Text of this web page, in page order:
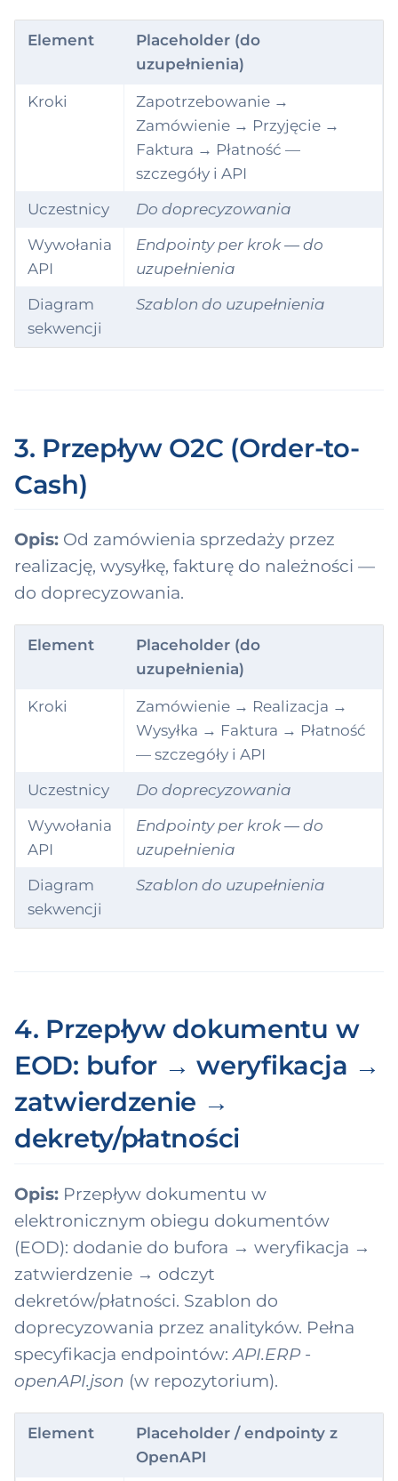
—
product
—
device
—
device
Element
Placeholder (do
uzupełnienia)
Kroki
Zapotrzebowanie →
Zamówienie → Przyjęcie →
Faktura → Płatność —
szczegóły i API
Uczestnicy
Do doprecyzowania
Wywołania
API
Endpointy per krok — do
uzupełnienia
Diagram
sekwencji
Szablon do uzupełnienia
3. Przepływ O2C (Order-to-
Cash)
Opis: Od zamówienia sprzedaży przez
realizację, wysyłkę, fakturę do należności —
do doprecyzowania.
Element
Placeholder (do
uzupełnienia)
Kroki
Zamówienie → Realizacja →
Wysyłka → Faktura → Płatność
— szczegóły i API
Uczestnicy
Do doprecyzowania
Wywołania
API
Endpointy per krok — do
uzupełnienia
Diagram
sekwencji
Szablon do uzupełnienia
4. Przepływ dokumentu w
EOD: bufor → weryfikacja →
zatwierdzenie →
dekrety/płatności
Opis: Przepływ dokumentu w
elektronicznym obiegu dokumentów
(EOD): dodanie do bufora → weryfikacja →
zatwierdzenie → odczyt
dekretów/płatności. Szablon do
doprecyzowania przez analityków. Pełna
specyfikacja endpointów: API.ERP -
openAPI.json (w repozytorium).
Element
Placeholder / endpointy z
OpenAPI